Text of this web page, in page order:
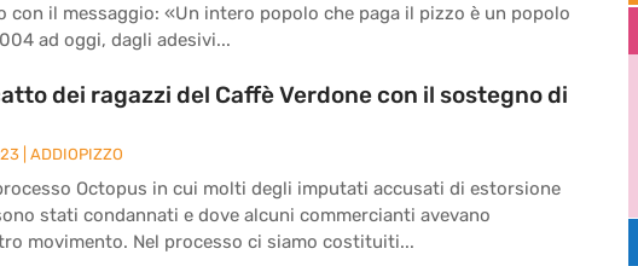
il messaggio: «Un intero popolo che paga il pizzo è un popolo
ad oggi, dagli adesivi...
dei ragazzi del Caffè Verdone con il sostegno di
ADDIOPIZZO
Octopus in cui molti degli imputati accusati di estorsione
stati condannati e dove alcuni commercianti avevano
movimento. Nel processo ci siamo costituiti...